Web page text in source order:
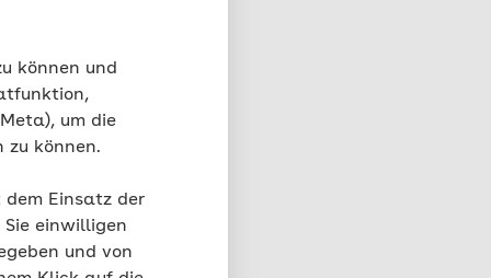
können und
um die
zu können.
Einsatz der
einwilligen
und von
hängt
ab.So ist die
an der gebissen
Bisswunden an